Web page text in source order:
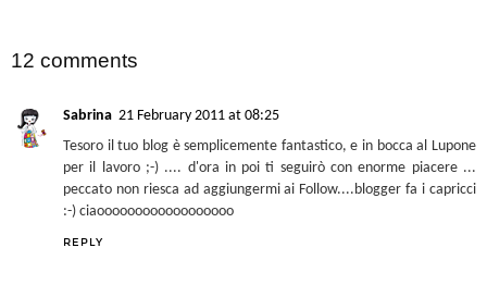
THE APPLE MARKET A21:00
SHARE
12 comments